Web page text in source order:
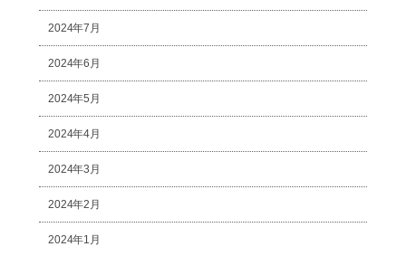
2024年7月
2024年6月
2024年5月
2024年4月
2024年3月
2024年2月
2024年1月